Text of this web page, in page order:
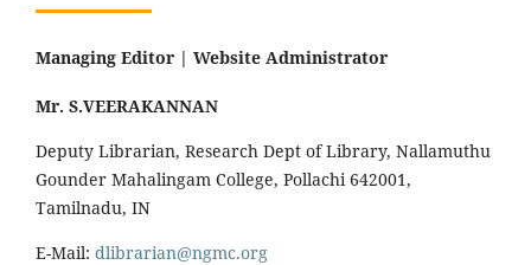
Managing Editor | Website Administrator
Mr. S.VEERAKANNAN
Deputy Librarian, Research Dept of Library, Nallamuthu
Gounder Mahalingam College, Pollachi 642001,
Tamilnadu, IN
E-Mail: dlibrarian@ngmc.org